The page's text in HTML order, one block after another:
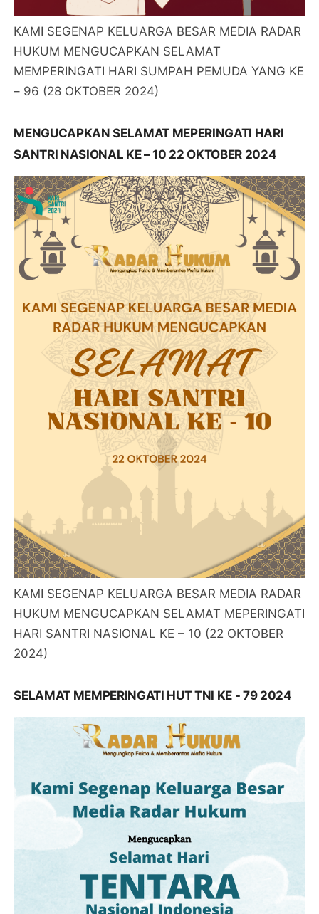
KAMI SEGENAP KELUARGA BESAR MEDIA RADAR
HUKUM MENGUCAPKAN SELAMAT
MEMPERINGATI HARI SUMPAH PEMUDA YANG KE
– 96 (28 OKTOBER 2024)
MENGUCAPKAN SELAMAT MEPERINGATI HARI
SANTRI NASIONAL KE – 10 22 OKTOBER 2024
KAMI SEGENAP KELUARGA BESAR MEDIA RADAR
HUKUM MENGUCAPKAN SELAMAT MEPERINGATI
HARI SANTRI NASIONAL KE – 10 (22 OKTOBER
2024)
SELAMAT MEMPERINGATI HUT TNI KE - 79 2024